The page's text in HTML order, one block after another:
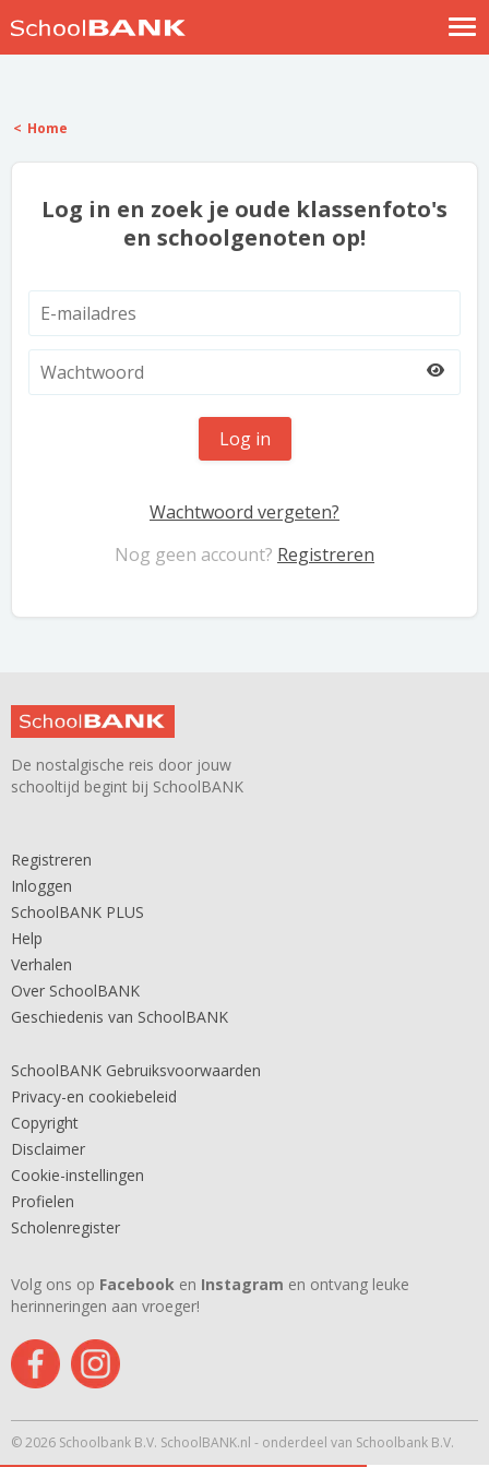
Help
Home
Log in en zoek je oude klassenfoto's
en schoolgenoten op!
Log in
Wachtwoord vergeten?
Nog geen account? Registreren
De nostalgische reis door jouw
schooltijd begint bij SchoolBANK
Registreren
Inloggen
SchoolBANK PLUS
Help
Verhalen
Over SchoolBANK
Geschiedenis van SchoolBANK
SchoolBANK Gebruiksvoorwaarden
Privacy-en cookiebeleid
Copyright
Disclaimer
Cookie-instellingen
Profielen
Scholenregister
Volg ons op Facebook en Instagram en ontvang leuke
herinneringen aan vroeger!
© 2026 Schoolbank B.V. SchoolBANK.nl - onderdeel van Schoolbank B.V.